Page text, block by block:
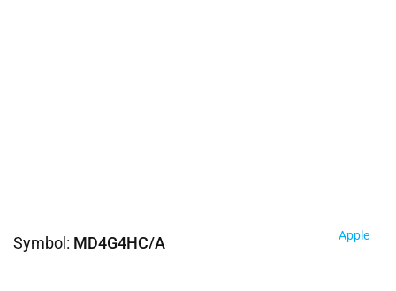
Symbol: MD4G4HC/A Apple